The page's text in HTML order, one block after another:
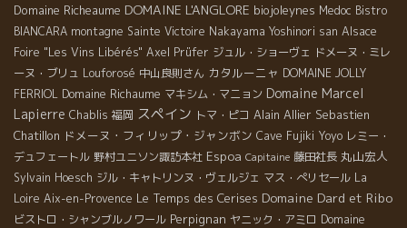
Domaine Richeaume DOMAINE L'ANGLORE biojoleynes Medoc Bistro
BIANCARA montagne Sainte Victoire Nakayama Yoshinori san Alsace
Foire "Les Vins Libérés" Axel Prüfer ジュル・ショーヴェ ドメーヌ・ミレ
ーヌ・ブリュ Louforosé 中山良則さん カタルーニャ DOMAINE JOLLY
FERRIOL Domaine Richaume マキシム・マニョン Domaine Marcel
Lapierre Chablis 福岡 スペイン トマ・ピコ Alain Allier Sebastien
Chatillon ドメーヌ・フィリップ・ジャンボン Cave Fujiki Yoyo レミー・
デュフェートル 野村ユニソン諏訪本社 Espoa Capitaine 藤田社長 丸山宏人
Sylvain Hoesch ジル・キャトリンヌ・ヴェルジェ マス・ぺリセール La
Loire Aix-en-Provence Le Temps des Cerises Domaine Dard et Ribo
ビストロ・シャンブルノワール Perpignan ヤニック・アミロ Domaine